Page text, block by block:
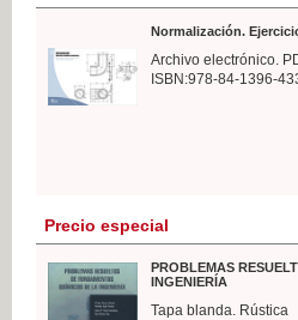
Normalización.
Archivo electrónico.
ISBN:978-84-1396-
Precio especial
PROBLEMAS
INGENIERÍA
Tapa blanda. Rústica